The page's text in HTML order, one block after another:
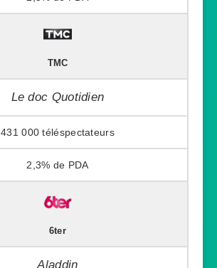
TMC
Le doc Quotidien
431 000
2,3%
6ter
Aladdin